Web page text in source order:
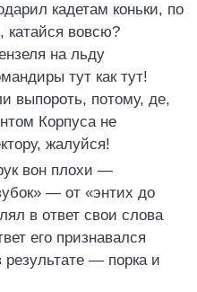
кадетам коньки, по
катайся вовсю?
на льду
тут как тут!
выпороть, потому, де,
Корпуса не
жалуйся!
вон плохи —
— от «энтих до
в ответ свои слова
его признавался
— порка и